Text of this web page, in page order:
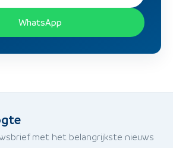
WhatsApp
met het belangrijkste nieuws